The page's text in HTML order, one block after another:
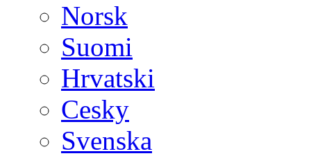
Norsk
Suomi
Hrvatski
Cesky
Svenska